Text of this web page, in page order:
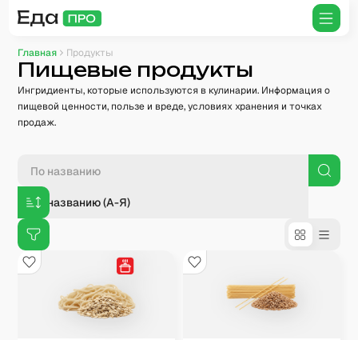
Главная Продукты
Пищевые продукты
Ингридиенты, которые используются в кулинарии. Информация о
пищевой ценности, пользе и вреде, условиях хранения и точках
продаж.
По названию (А-Я)